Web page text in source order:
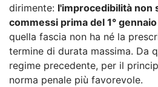
dirimente: l'improcedibilità non
commessi prima del 1°
quella fascia non ha né la
termine di durata massima. Da
regime precedente, per il
norma penale più favorevole.